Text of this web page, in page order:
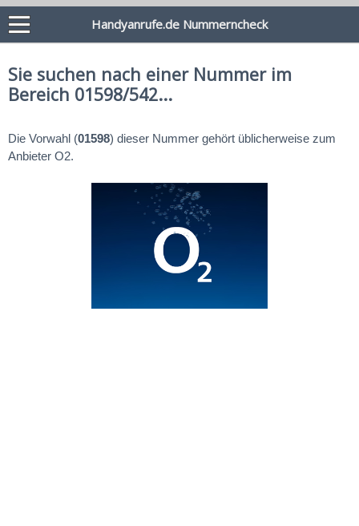
Handyanrufe.de Nummerncheck
Sie suchen nach einer Nummer im
Bereich 01598/542...
Die Vorwahl (01598) dieser Nummer gehört üblicherweise zum
Anbieter O2.